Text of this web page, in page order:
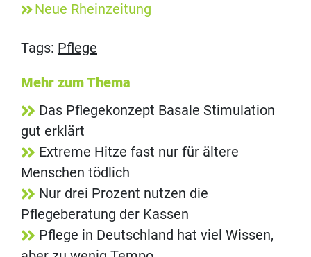
Neue Rheinzeitung
Tags: Pflege
Mehr zum Thema
Das Pflegekonzept Basale Stimulation
gut erklärt
Extreme Hitze fast nur für ältere
Menschen tödlich
Nur drei Prozent nutzen die
Pflegeberatung der Kassen
Pflege in Deutschland hat viel Wissen,